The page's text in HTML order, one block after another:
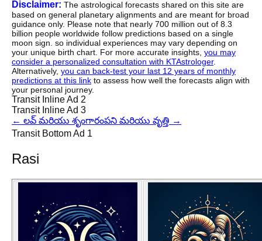
Disclaimer: The astrological forecasts shared on this site are
based on general planetary alignments and are meant for broad
guidance only. Please note that nearly 700 million out of 8.3
billion people worldwide follow predictions based on a single
moon sign. so individual experiences may vary depending on
your unique birth chart. For more accurate insights, you may
consider a personalized consultation with KTAstrologer.
Alternatively, you can back-test your last 12 years of monthly
predictions at this link to assess how well the forecasts align with
your personal journey.
Transit Inline Ad 2
Transit Inline Ad 3
← లవ్ మరియు శృంగారంపని మరియు వృత్తి →
Transit Bottom Ad 1
Rasi